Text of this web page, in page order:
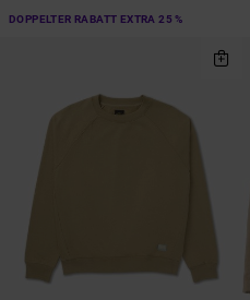
DOPPELTER RABATT EXTRA 25 %